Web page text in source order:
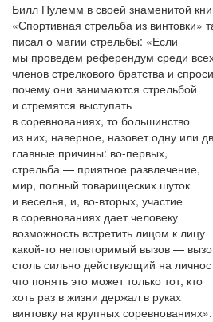
Билл Пулемм в своей знаменитой
«Спортивная стрельба из винтовки»
писал о магии стрельбы: «Если
мы проведем референдум среди
членов стрелкового братства и
почему они занимаются стрельбой
и стремятся выступать
в соревнованиях, то большинство
из них, наверное, назовет одну или
главные причины: во-первых,
стрельба — приятное развлечение,
мир, полный товарищеских шуток
и веселья, и, во-вторых, участие
в соревнованиях дает человеку
возможность встретить лицом к лицу
какой-то неповторимый вызов —
столь сильно действующий на
что понять это может только тот, кто
хоть раз в жизни держал в руках
винтовку на крупных соревнованиях».